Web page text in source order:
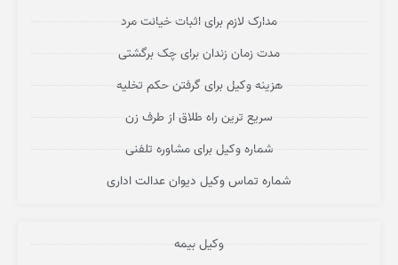
مدارک لازم برای اثبات خیانت مرد
مدت زمان زندان برای چک برگشتی
هزینه وکیل برای گرفتن حکم تخلیه
سریع ترین راه طلاق از طرف زن
شماره وکیل برای مشاوره تلفنی
شماره تماس وکیل دیوان عدالت اداری
وکیل بیمه